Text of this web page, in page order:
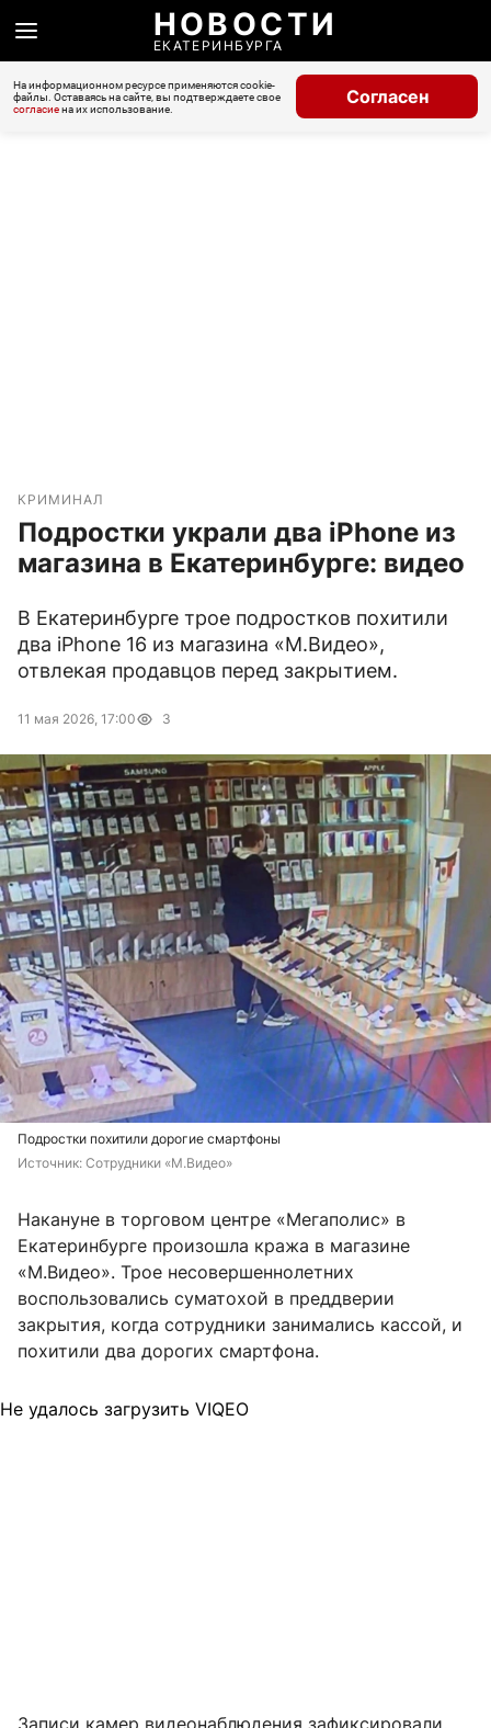
НОВОСТИ
ЕКАТЕРИНБУРГА
На информационном ресурсе применяются cookie-
файлы. Оставаясь на сайте, вы подтверждаете свое
согласиена их использование.
Согласен
КРИМИНАЛ
Подростки украли два iPhone из
магазина в Екатеринбурге: видео
В Екатеринбурге трое подростков похитили
два iPhone 16 из магазина «М.Видео»,
отвлекая продавцов перед закрытием.
11 мая 2026, 17:00 3
Подростки похитили дорогие смартфоны
Источник: Сотрудники «М.Видео»
Накануне в торговом центре «Мегаполис» в
Екатеринбурге произошла кража в магазине
«М.Видео». Трое несовершеннолетних
воспользовались суматохой в преддверии
закрытия, когда сотрудники занимались кассой, и
похитили два дорогих смартфона.
Не удалось загрузить VIQEO